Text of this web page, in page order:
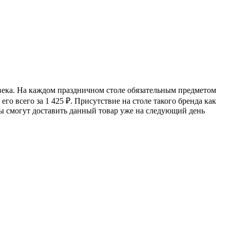
На каждом праздничном столе обязательным предметом
всего за 1 425 ₽. Присутствие на столе такого бренда как
смогут доставить данный товар уже на следующий день